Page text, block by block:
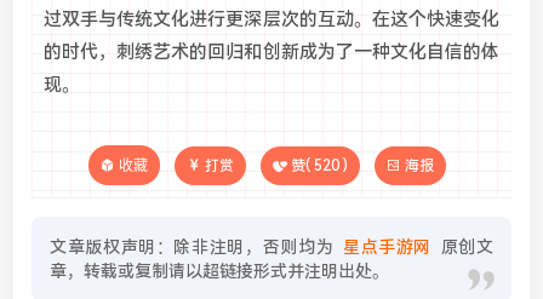
过双手与传统文化进行更深层次的互动。在这个快速变化
的时代，刺绣艺术的回归和创新成为了一种文化自信的体
现。
收藏 打赏 赞( 520 ) 海报
文章版权声明：除非注明，否则均为 星点手游网
原创文
章，转载或复制请以超链接形式并注明出处。